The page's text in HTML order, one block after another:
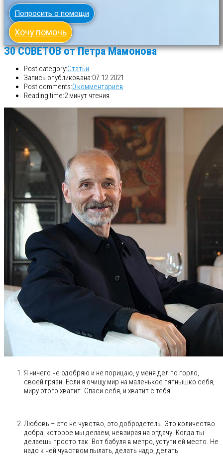
Попросить о помощи
Хочу помочь
З0 СОВЕТОВ от Петра Мамонова
Post category:Статьи
Запись опубликована:07.12.2021
Post comments:0 комментариев
Reading time:2 минут чтения
Я ничего не одобряю и не порицаю, у меня дел по горло,
своей грязи. Если я очищу мир на маленькое пятнышко себя,
миру этого хватит. Спаси себя, и хватит с тебя.
Любовь – это не чувство, это добродетель. Это количество
добра, которое мы делаем, невзирая на отдачу. Когда ты
делаешь просто так. Вот бабуля в метро, уступи ей место. Не
надо к ней чувством пылать, делать надо, делать.